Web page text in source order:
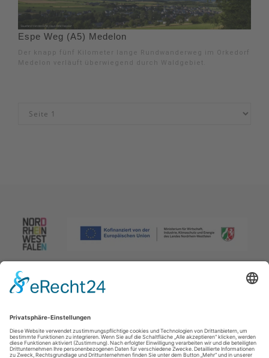
Espe Weg (A5) Medelon
Der knapp fünf Kilometer lange Rundwanderweg im Orkedorf
Medelon verläuft überwiegend durch Waldgebiet.
Impressum|Datenschutzerklärung|Barrierefreiheitserklärung|
Kontakt